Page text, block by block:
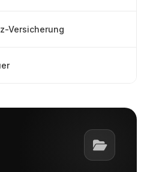
Versicherung